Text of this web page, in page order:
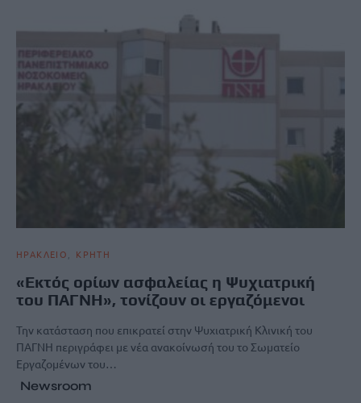
ΗΡΑΚΛΕΙΟ ΚΡΗΤΗ
«Εκτός ορίων ασφαλείας η Ψυχιατρική
του ΠΑΓΝΗ», τονίζουν οι εργαζόμενοι
Την κατάσταση που επικρατεί στην Ψυχιατρική Κλινική του
ΠΑΓΝΗ περιγράφει με νέα ανακοίνωσή του το Σωματείο
Εργαζομένων του…
Newsroom